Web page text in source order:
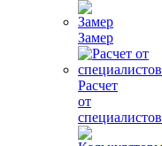
Замер
Расчет
от
специалистов